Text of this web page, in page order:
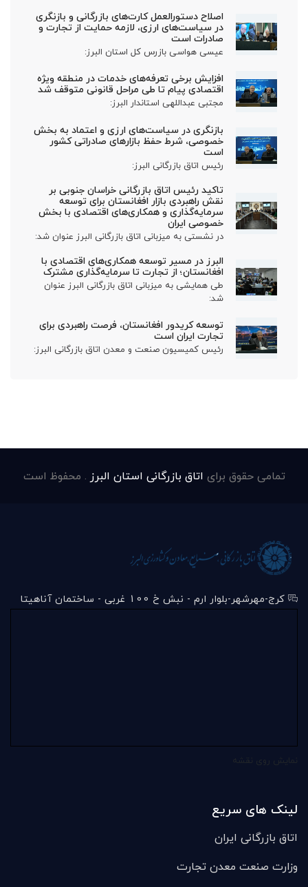
اصلاح دستورالعمل کارت‌های بازرگانی و بازنگری
در سیاست‌های ارزی، لازمه حمایت از تجارت و
صادرات است
عیسی هواسی بازرس کل استان البرز:
افزایش برخی تعرفه‌های خدمات در منطقه ویژه
اقتصادی پیام تا طی مراحل قانونی متوقف شد
مجتبی عبداللهی استاندار البرز:
بازنگری در سیاست‌های ارزی و اعتماد به بخش
خصوصی، شرط حفظ بازارهای صادراتی کشور
است
رئیس اتاق بازرگانی البرز:
تاکید رئیس اتاق بازرگانی خراسان جنوبی بر
نقش راهبردی بازار افغانستان برای توسعه
سرمایه‌گذاری و همکاری‌های اقتصادی با بخش
خصوصی ایران
در نشستی به میزبانی اتاق بازرگانی البرز عنوان شد:
البرز در مسیر توسعه همکاری‌های اقتصادی با
افغانستان؛ از تجارت تا سرمایه‌گذاری مشترک
طی همایشی به میزبانی اتاق بازرگانی البرز عنوان
شد:
توسعه کریدور افغانستان، فرصت راهبردی برای
تجارت ایران است
رئیس کمیسیون صنعت و معدن اتاق بازرگانی البرز:
تمامی حقوق برای اتاق بازرگانی استان البرز . محفوظ است
کرج-مهرشهر-بلوار ارم - نبش خ 100 غربی - ساختمان آناهیتا
لینک های سریع
اتاق بازرگانی ایران
وزارت صنعت معدن تجارت